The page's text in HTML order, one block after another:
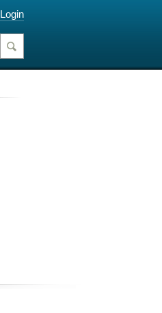
Login